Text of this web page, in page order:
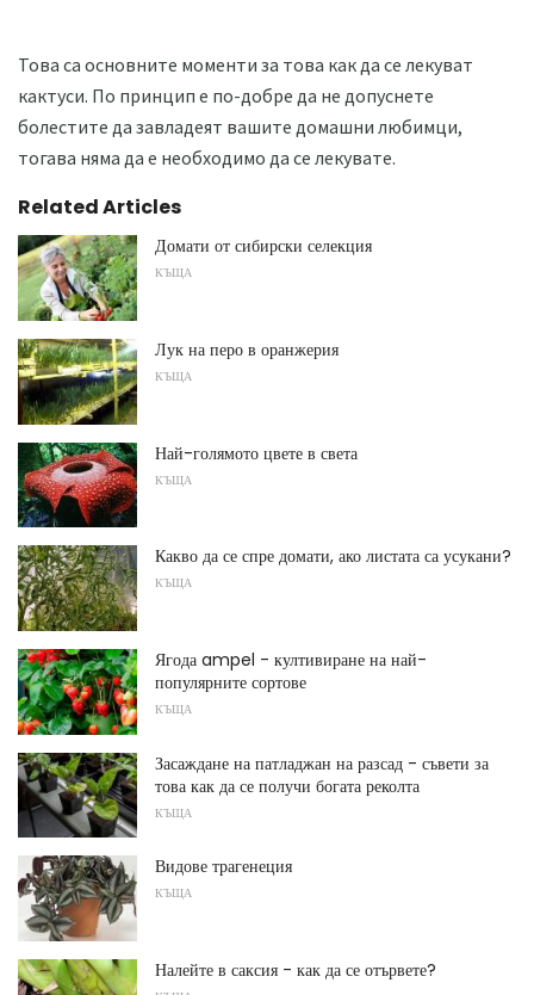
Това са основните моменти за това как да се лекуват
кактуси. По принцип е по-добре да не допуснете
болестите да завладеят вашите домашни любимци,
тогава няма да е необходимо да се лекувате.
Related Articles
Домати от сибирски селекция
КЪЩА
Лук на перо в оранжерия
КЪЩА
Най-голямото цвете в света
КЪЩА
Какво да се спре домати, ако листата са усукани?
КЪЩА
Ягода ampel - култивиране на най-
популярните сортове
КЪЩА
Засаждане на патладжан на разсад - съвети за
това как да се получи богата реколта
КЪЩА
Видове трагенеция
КЪЩА
Налейте в саксия - как да се отървете?